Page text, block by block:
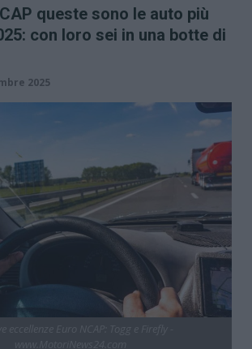
queste sono le auto più
con loro sei in una botte di
2025